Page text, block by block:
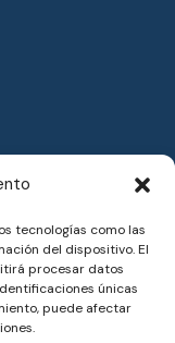
tecnologías como las
del dispositivo. El
procesar datos
únicas
puede afectar